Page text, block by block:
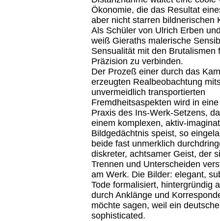
Ökonomie, die das Resultat
aber nicht starren bildnerischen
Als Schüler von Ulrich Erben
weiß Gieraths malerische
Sensualität mit den Brutalismen
Präzision zu verbinden.
Der Prozeß einer durch das
erzeugten Realbeobachtung
unvermeidlich transportierten
Fremdheitsaspekten wird in
Praxis des Ins-Werk-Setzens,
einem komplexen, aktiv-
Bildgedächtnis speist, so
beide fast unmerklich
diskreter, achtsamer Geist, der
Trennen und Unterscheiden
am Werk. Die Bilder: elegant,
Tode formalisiert, hintergründig
durch Anklänge und
möchte sagen, weil ein
sophisticated.